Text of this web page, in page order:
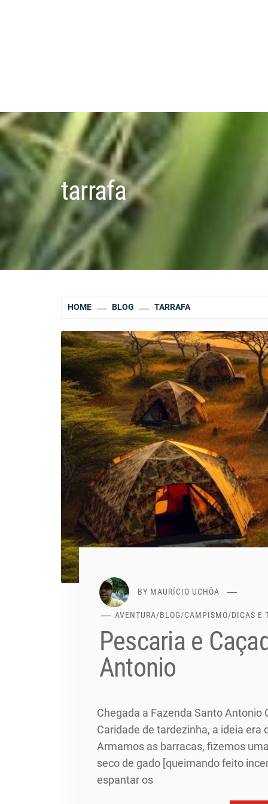
tarrafa
HOME BLOG TARRAFA
BY MAURÍCIO UCHÔA
AVENTURA/BLOG/CAMPISMO/DICAS E
Pescaria e
Antonio
Chegada a Fazenda Santo
Caridade de tardezinha, a ideia era
Armamos as barracas, fizemos
seco de gado [queimando feito
espantar os